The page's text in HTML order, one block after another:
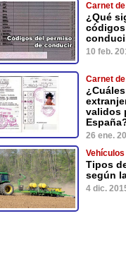
Carnet
¿Qué
10 feb.
Carnet
validos
26 ene.
Vehículos
Tipos
según
4 dic.